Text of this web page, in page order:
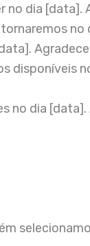
dia [data].
disponíveis
no dia